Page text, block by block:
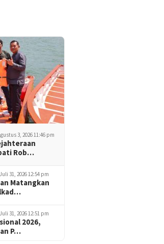
3, 2026 11:46 pm
Rob…
31, 2026 12:54 pm
Matangkan
31, 2026 12:51 pm
2026,
P…